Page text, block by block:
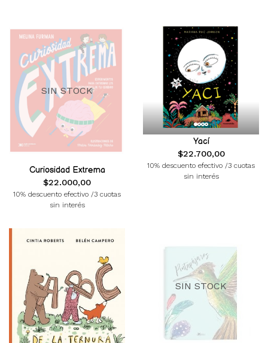
SIN STOCK
Curiosidad Extrema
$22.000,00
10% descuento efectivo /3 cuotas
sin interés
Yací
$22.700,00
10% descuento efectivo /3 cuotas
sin interés
SIN STOCK